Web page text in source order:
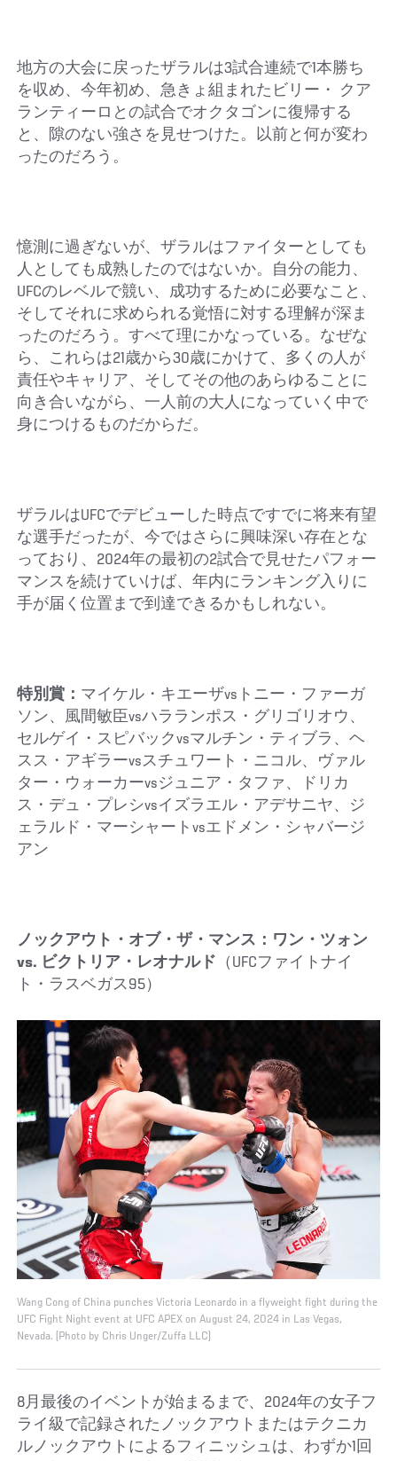
地方の大会に戻ったザラルは3試合連続で1本勝ち
を収め、今年初め、急きょ組まれたビリー・ クア
ランティーロとの試合でオクタゴンに復帰する
と、隙のない強さを見せつけた。以前と何が変わ
ったのだろう。
憶測に過ぎないが、ザラルはファイターとしても
人としても成熟したのではないか。自分の能力、
UFCのレベルで競い、成功するために必要なこと、
そしてそれに求められる覚悟に対する理解が深ま
ったのだろう。すべて理にかなっている。なぜな
ら、これらは21歳から30歳にかけて、多くの人が
責任やキャリア、そしてその他のあらゆることに
向き合いながら、一人前の大人になっていく中で
身につけるものだからだ。
ザラルはUFCでデビューした時点ですでに将来有望
な選手だったが、今ではさらに興味深い存在とな
っており、2024年の最初の2試合で見せたパフォー
マンスを続けていけば、年内にランキング入りに
手が届く位置まで到達できるかもしれない。
特別賞： マイケル・キエーザvsトニー・ファーガ
ソン、風間敏臣vsハラランポス・グリゴリオウ、
セルゲイ・スピバックvsマルチン・ティブラ、ヘ
スス・アギラーvsスチュワート・ニコル、ヴァル
ター・ウォーカーvsジュニア・タファ、ドリカ
ス・デュ・プレシvsイズラエル・アデサニヤ、ジ
ェラルド・マーシャートvsエドメン・シャバージ
アン
ノックアウト・オブ・ザ・マンス：ワン・ツォン
vs. ビクトリア・レオナルド
（UFCファイトナイ
ト・ラスベガス95）
Wang Cong of China punches Victoria Leonardo in a flyweight fight during the
UFC Fight Night event at UFC APEX on August 24, 2024 in Las Vegas,
Nevada. (Photo by Chris Unger/Zuffa LLC)
8月最後のイベントが始まるまで、2024年の女子フ
ライ級で記録されたノックアウトまたはテクニカ
ルノックアウトによるフィニッシュは、わずか1回